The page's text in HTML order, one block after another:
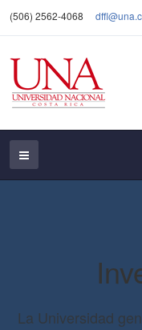
(506) 2562-4068
La Universidad